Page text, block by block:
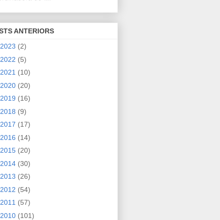
ANTERIORS
2023 (2)
2022 (5)
2021 (10)
2020 (20)
2019 (16)
2018 (9)
2017 (17)
2016 (14)
2015 (20)
2014 (30)
2013 (26)
2012 (54)
2011 (57)
2010 (101)